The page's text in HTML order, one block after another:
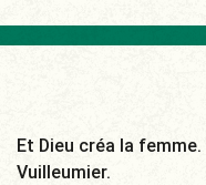
Et Dieu créa la
Vuilleumier.